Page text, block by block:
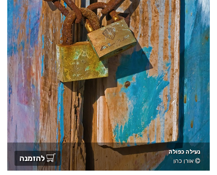
נעילה כפולה
אורן כהן
להזמנה